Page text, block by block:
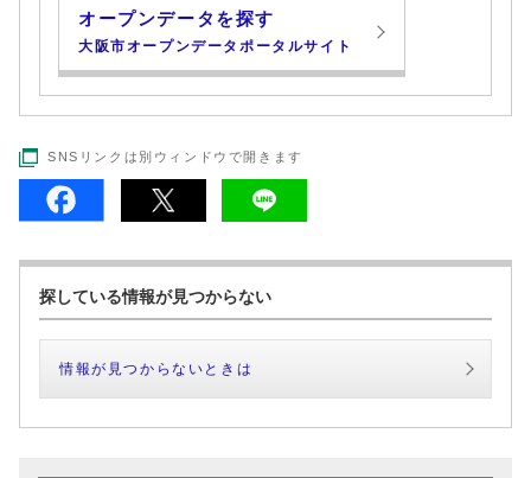
オープンデータを探す
大阪市オープンデータポータルサイト
SNSリンクは別ウィンドウで開きます
探している情報が見つからない
情報が見つからないときは